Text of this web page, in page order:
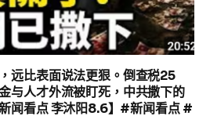
远比表面说法更狠。倒查税25
与人才外流被盯死，中共撒下的
闻看点 李沐阳8.6】#新闻看点 #